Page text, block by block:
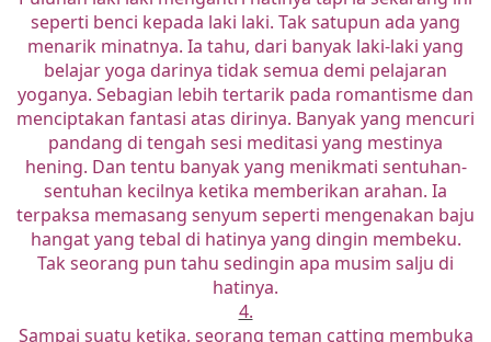
seperti benci kepada laki laki. Tak satupun ada yang
menarik minatnya. Ia tahu, dari banyak laki-laki yang
belajar yoga darinya tidak semua demi pelajaran
yoganya. Sebagian lebih tertarik pada romantisme dan
menciptakan fantasi atas dirinya. Banyak yang mencuri
pandang di tengah sesi meditasi yang mestinya
hening. Dan tentu banyak yang menikmati sentuhan-
sentuhan kecilnya ketika memberikan arahan. Ia
terpaksa memasang senyum seperti mengenakan baju
hangat yang tebal di hatinya yang dingin membeku.
Tak seorang pun tahu sedingin apa musim salju di
hatinya.
4.
Sampai suatu ketika, seorang teman catting membuka